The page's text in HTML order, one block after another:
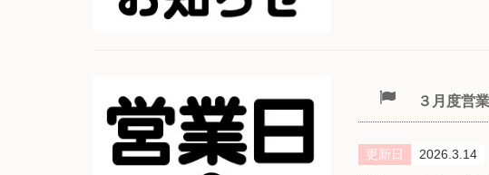
３月度営
更新日 2026.3.14